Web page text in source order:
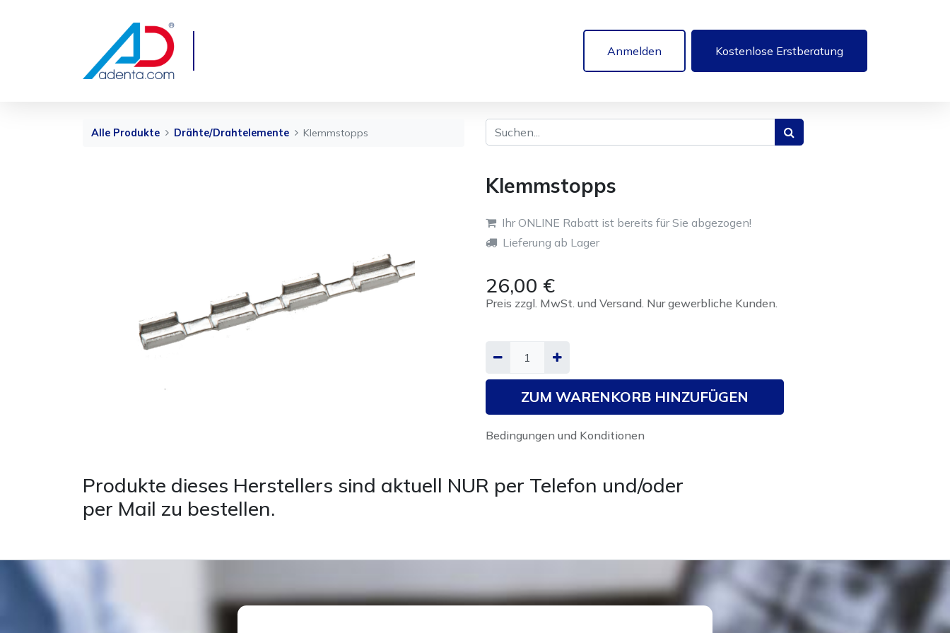
Anmelden Kostenlose Erstberatung
Alle Produkte Drähte/Drahtelemente Klemmstopps
Klemmstopps
Ihr ONLINE Rabatt ist bereits für Sie abgezogen!
Lieferung ab Lager
26,00 €
Preis zzgl. MwSt. und Versand. Nur gewerbliche Kunden.
ZUM WARENKORB HINZUFÜGEN
Bedingungen und Konditionen
Produkte dieses Herstellers sind aktuell NUR per Telefon und/oder
per Mail zu bestellen.